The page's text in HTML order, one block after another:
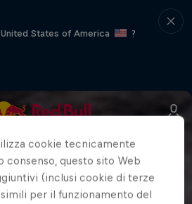
States of America
?
cookie tecnicamente
consenso, questo sito Web
(inclusi cookie di terze
per il funzionamento del